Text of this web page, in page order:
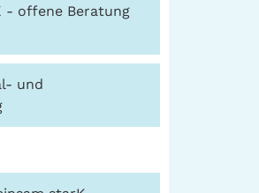
Investieren
in die GWA!
- offene Beratung
und